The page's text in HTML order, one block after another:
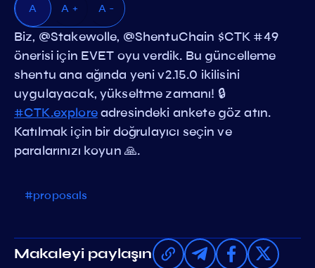
A A + A -
Biz, @Stakewolle, @ShentuChain $CTK #49
önerisi için EVET oyu verdik. Bu güncelleme
shentu ana ağında yeni v2.15.0 ikilisini
uygulayacak, yükseltme zamanı! 🔒
#CTK.exploreadresindeki ankete göz atın.
Katılmak için bir doğrulayıcı seçin ve
paralarınızı koyun 🙏.
#proposals
Makaleyi paylaşın